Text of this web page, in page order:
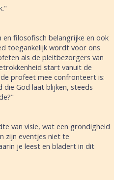
filosofisch belangrijke en ook
toegankelijk wordt voor ons
als de pleitbezorgers van
start vanuit de
profeet mee confronteert is:
God laat blijken, steeds
van visie, wat een grondigheid
zijn eventjes niet te
je leest en bladert in dit